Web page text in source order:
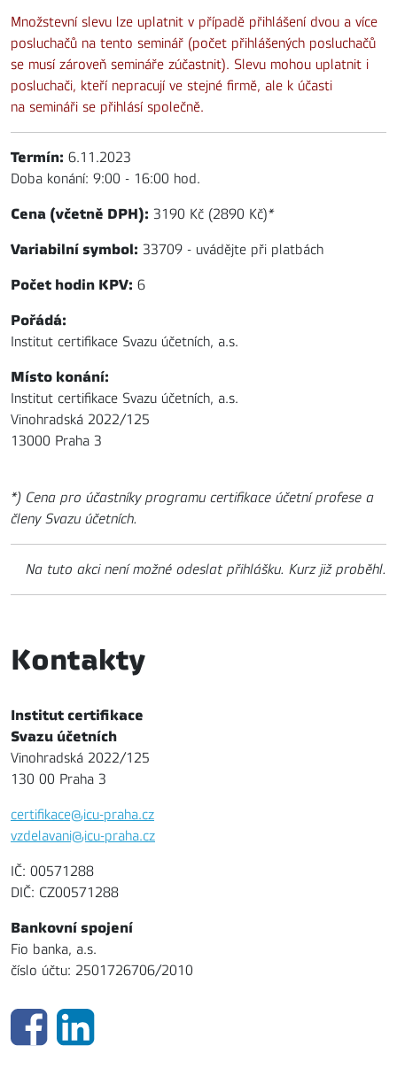
Množstevní slevu lze uplatnit v případě přihlášení dvou a více
posluchačů na tento seminář (počet přihlášených posluchačů
se musí zároveň semináře zúčastnit). Slevu mohou uplatnit i
posluchači, kteří nepracují ve stejné firmě, ale k účasti
na semináři se přihlásí společně.
Termín: 6.11.2023
Doba konání: 9:00 - 16:00 hod.
Cena (včetně DPH): 3190 Kč (2890 Kč)*
Variabilní symbol: 33709 - uvádějte při platbách
Počet hodin KPV: 6
Pořádá:
Institut certifikace Svazu účetních, a.s.
Místo konání:
Institut certifikace Svazu účetních, a.s.
Vinohradská 2022/125
13000 Praha 3
*) Cena pro účastníky programu certifikace účetní profese a
členy Svazu účetních.
Na tuto akci není možné odeslat přihlášku. Kurz již proběhl.
Kontakty
Institut certifikace
Svazu účetních
Vinohradská 2022/125
130 00 Praha 3
certifikace@icu-praha.cz
vzdelavani@icu-praha.cz
IČ: 00571288
DIČ: CZ00571288
Bankovní spojení
Fio banka, a.s.
číslo účtu: 2501726706/2010